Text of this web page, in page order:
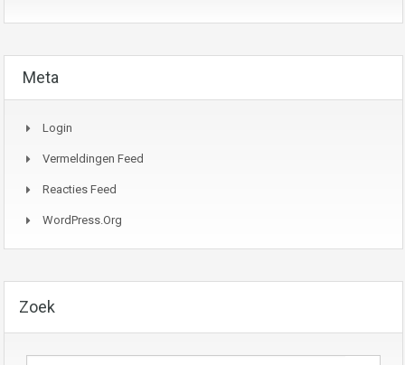
Meta
Login
Vermeldingen Feed
Reacties Feed
WordPress.org
Zoek